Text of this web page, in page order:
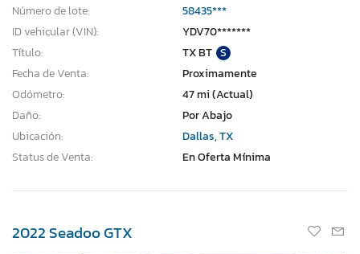
Número de lote:
58435***
ID vehicular (VIN):
YDV70*******
Título:
TX BT S
Fecha de Venta:
Proximamente
Odómetro:
47 mi (Actual)
Daño:
Por Abajo
Ubicación:
Dallas, TX
Status de Venta:
En Oferta Mínima
2022 Seadoo GTX